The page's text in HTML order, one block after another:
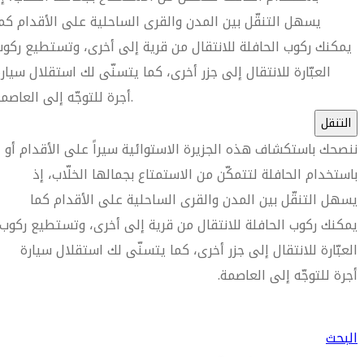
يسهل التنقّل بين المدن والقرى الساحلية على الأقدام
يمكنك ركوب الحافلة للانتقال من قرية إلى أخرى، وتستطيع
العبّارة للانتقال إلى جزر أخرى، كما يتسنّى لك استقلال
أجرة للتوجّه إلى العاصمة.
التنقل
ننصحك باستكشاف هذه الجزيرة الاستوائية سيراً على الأقدام أو
باستخدام الحافلة لتتمكّن من الاستمتاع بجمالها الخلّاب، إذ
يسهل التنقّل بين المدن والقرى الساحلية على الأقدام كما
يمكنك ركوب الحافلة للانتقال من قرية إلى أخرى، وتستطيع ركوب
العبّارة للانتقال إلى جزر أخرى، كما يتسنّى لك استقلال سيارة
أجرة للتوجّه إلى العاصمة.
البحث